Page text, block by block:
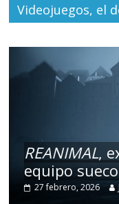
Videojuegos, el
REANIMAL,
equipo
27 febrero, 2026